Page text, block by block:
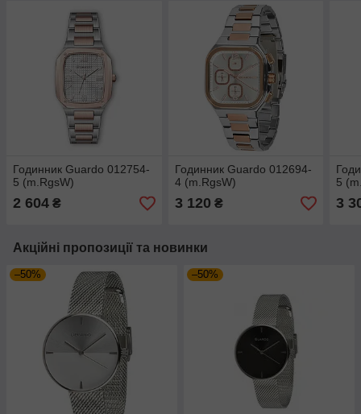
Годинник Guardo 012754-
5 (m.RgsW)
2 604 ₴
Годинник Guardo 012694-
4 (m.RgsW)
3 120 ₴
5
3
Акційні пропозиції та новинки
–50% –50%